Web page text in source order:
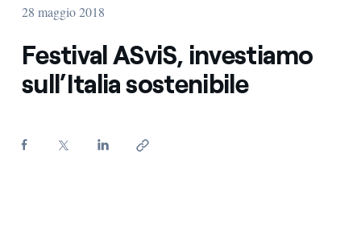
28 maggio 2018
Festival ASviS, investiamo
sull’Italia sostenibile